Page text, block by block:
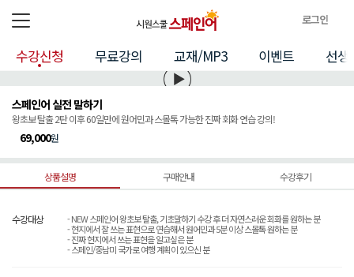
로그인
수강신청 무료강의 교재/MP3 이벤트 선생
스페인어 실전 말하기
왕초보 탈출 2탄 이후 60일만에 원어민과 스몰톡 가능한 진짜 회화 연습 강의!
69,000원
상품설명 구매안내 수강후기
수강대상
- NEW 스페인어 왕초보 탈출, 기초말하기 수강 후 더 자연스러운 회화를 원하는 분
- 현지에서 잘 쓰는 표현으로 연습해서 원어민과 5분 이상 스몰톡 원하는 분
- 진짜 현지에서 쓰는 표현을 알고싶은 분
- 스페인/중남미 국가로 여행 계획이 있으신 분